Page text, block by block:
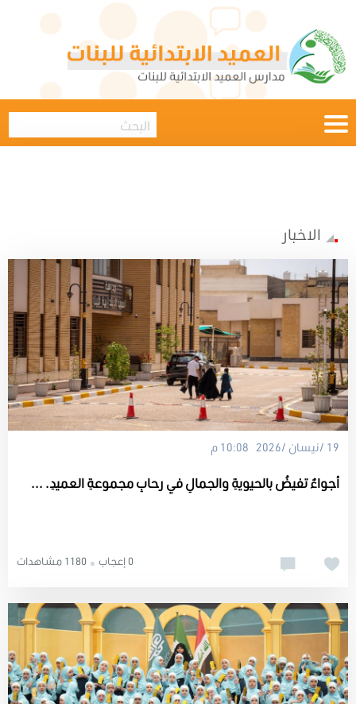
الاخبار
19 /نيسان /2026 10:08 م
أجواءٌ تفيضُ بالحيويةِ والجمالِ في رحابِ مجموعةِ العميدِ. ...
1180 مشاهدات 0 إعجاب